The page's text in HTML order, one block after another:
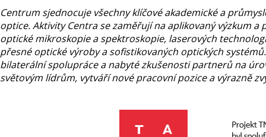
Centrum sjednocuje všechny klíčové akademické a
optice. Aktivity Centra se zaměřují na aplikovaný výzkum
optické mikroskopie a spektroskopie, laserových
přesné optické výroby a sofistikovaných optických
bilaterální spolupráce a nabyté zkušenosti partnerů na
světovým lídrům, vytváří nové pracovní pozice a výrazně